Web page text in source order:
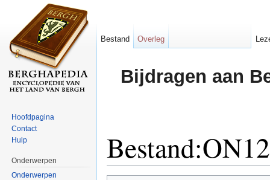
Bijdragen aan
Bestand Overleg
Hoofdpagina
Contact
Hulp
Onderwerpen
Onderwerpen